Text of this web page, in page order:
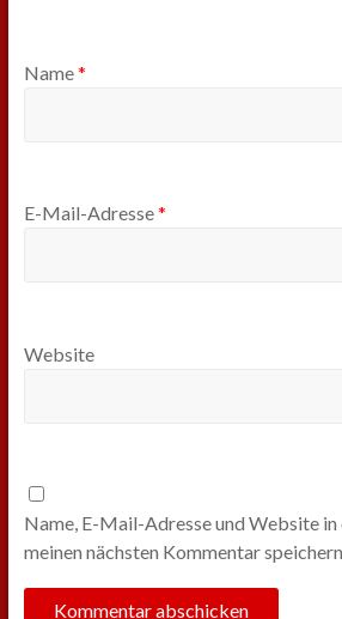
Name*
E-Mail-Adresse*
Website
Name, E-Mail-Adresse und Website
meinen nächsten Kommentar